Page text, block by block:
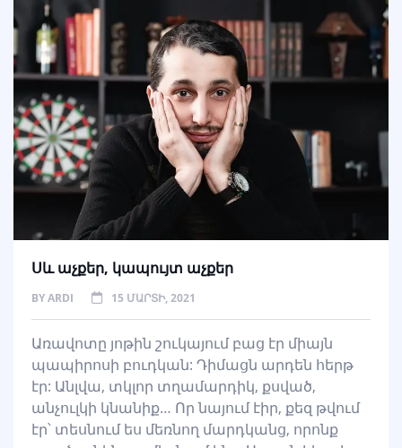
Սև աչքեր, կապույտ աչքեր
BYARDI 15 ՄԱՐՏԻ, 2021
Առավոտը յոթին շուկայում բաց էր միայն
պապիրոսի բուդկան: Դիմացն արդեն հերթ
էր: Անլվա, տկլոր տղամարդիկ, քսված,
անչուլկի կնանիք… Որ նայում էիր, քեզ թվում
էր՝ տեսնում ես մեռնող մարդկանց, որոնք